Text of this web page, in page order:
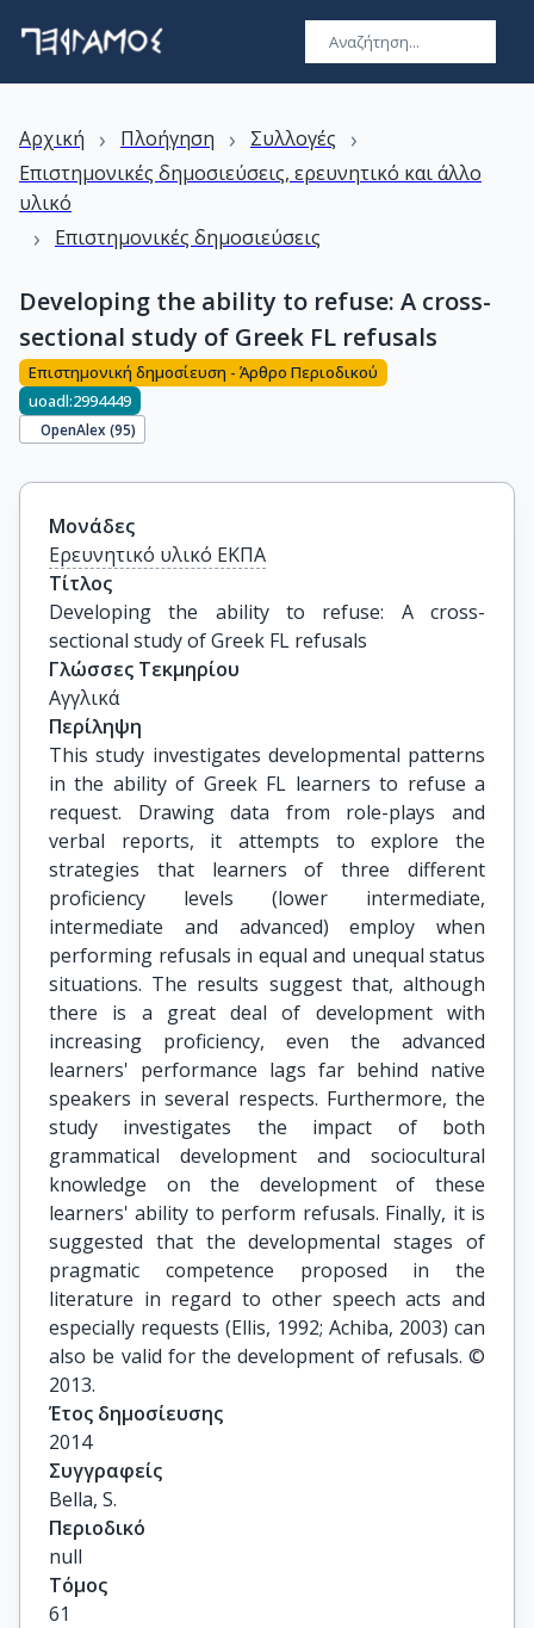
Αρχική › Πλοήγηση › Συλλογές ›
Επιστημονικές δημοσιεύσεις, ερευνητικό και άλλο
υλικό
› Επιστημονικές δημοσιεύσεις
Developing the ability to refuse: A cross-
sectional study of Greek FL refusals
Επιστημονική δημοσίευση - Άρθρο Περιοδικού
uoadl:2994449
OpenAlex (95)
Μονάδες
Ερευνητικό υλικό ΕΚΠΑ
Τίτλος
Developing the ability to refuse: A cross-
sectional study of Greek FL refusals
Γλώσσες Τεκμηρίου
Αγγλικά
Περίληψη
This study investigates developmental patterns
in the ability of Greek FL learners to refuse a
request. Drawing data from role-plays and
verbal reports, it attempts to explore the
strategies that learners of three different
proficiency levels (lower intermediate,
intermediate and advanced) employ when
performing refusals in equal and unequal status
situations. The results suggest that, although
there is a great deal of development with
increasing proficiency, even the advanced
learners' performance lags far behind native
speakers in several respects. Furthermore, the
study investigates the impact of both
grammatical development and sociocultural
knowledge on the development of these
learners' ability to perform refusals. Finally, it is
suggested that the developmental stages of
pragmatic competence proposed in the
literature in regard to other speech acts and
especially requests (Ellis, 1992; Achiba, 2003) can
also be valid for the development of refusals. ©
2013.
Έτος δημοσίευσης
2014
Συγγραφείς
Bella, S.
Περιοδικό
null
Τόμος
61